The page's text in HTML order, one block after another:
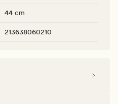
44 cm
213638060210